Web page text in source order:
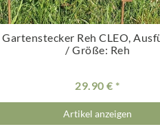
Gartenstecker Reh CLEO,
/ Größe: Reh
29.90 €
Artikel anzeigen